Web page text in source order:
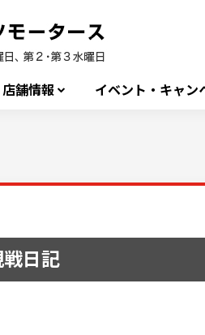
店舗情報 イベント・キャン
日記